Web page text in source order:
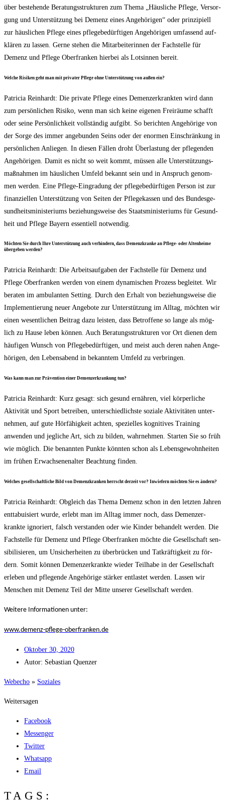
über bestehen­de Bera­tungs­struk­tu­ren zum The­ma „Häus­li­che Pfle­ge, Ver­sor­
gung und Unter­stüt­zung bei Demenz eines Ange­hö­ri­gen“ oder prin­zi­pi­ell
zur häus­li­chen Pfle­ge eines pfle­ge­be­dürf­ti­gen Ange­hö­ri­gen umfas­send auf­
klä­ren zu las­sen. Ger­ne ste­hen die Mit­ar­bei­te­rin­nen der Fach­stel­le für
Demenz und Pfle­ge Ober­fran­ken hier­bei als Lot­sin­nen bereit.
Wel­che Risi­ken geht man mit pri­va­ter Pfle­ge ohne Unter­stüt­zung von außen ein?
Patri­cia Rein­hardt: Die pri­va­te Pfle­ge eines Demenz­er­krank­ten wird dann
zum per­sön­li­chen Risi­ko, wenn man sich kei­ne eige­nen Frei­räu­me schafft
oder sei­ne Per­sön­lich­keit voll­stän­dig auf­gibt. So berich­ten Ange­hö­ri­ge von
der Sor­ge des immer ange­bun­den Seins oder der enor­men Ein­schrän­kung in
per­sön­li­chen Anlie­gen. In die­sen Fäl­len droht Über­las­tung der pfle­gen­den
Ange­hö­ri­gen. Damit es nicht so weit kommt, müs­sen alle Unter­stüt­zungs­
maß­nah­men im häus­li­chen Umfeld bekannt sein und in Anspruch genom­
men wer­den. Eine Pfle­ge-Ein­gra­dung der pfle­ge­be­dürf­ti­gen Per­son ist zur
finan­zi­el­len Unter­stüt­zung von Sei­ten der Pfle­ge­kas­sen und des Bun­des­ge­
sund­heits­mi­nis­te­ri­ums bezie­hungs­wei­se des Staats­mi­nis­te­ri­ums für Gesund­
heit und Pfle­ge Bay­ern essen­ti­ell notwendig.
Möch­ten Sie durch Ihre Unter­stüt­zung auch ver­hin­dern, dass Demenz­kran­ke an Pfle­ge- oder Alten­hei­me
über­ge­ben werden?
Patri­cia Rein­hardt: Die Arbeits­auf­ga­ben der Fach­stel­le für Demenz und
Pfle­ge Ober­fran­ken wer­den von einem dyna­mi­schen Pro­zess beglei­tet. Wir
bera­ten im ambu­lan­ten Set­ting. Durch den Erhalt von bezie­hungs­wei­se die
Imple­men­tie­rung neu­er Ange­bo­te zur Unter­stüt­zung im All­tag, möch­ten wir
einen wesent­li­chen Bei­trag dazu leis­ten, dass Betrof­fe­ne so lan­ge als mög­
lich zu Hau­se leben kön­nen. Auch Bera­tungs­struk­tu­ren vor Ort die­nen dem
häu­fi­gen Wunsch von Pfle­ge­be­dürf­ti­gen, und meist auch deren nahen Ange­
hö­ri­gen, den Lebens­abend in bekann­tem Umfeld zu verbringen.
Was kann man zur Prä­ven­ti­on einer Demenz­er­kran­kung tun?
Patri­cia Rein­hardt: Kurz gesagt: sich gesund ernäh­ren, viel kör­per­li­che
Akti­vi­tät und Sport betrei­ben, unter­schied­lichs­te sozia­le Akti­vi­tä­ten unter­
neh­men, auf gute Hör­fä­hig­keit ach­ten, spe­zi­el­les kogni­ti­ves Trai­ning
anwen­den und jeg­li­che Art, sich zu bil­den, wahr­neh­men. Star­ten Sie so früh
wie mög­lich. Die benann­ten Punk­te könn­ten schon als Lebens­ge­wohn­hei­ten
im frü­hen Erwach­se­nen­al­ter Beach­tung finden.
Wel­ches gesell­schaft­li­che Bild von Demenz­kran­ken herrscht der­zeit vor? Inwie­fern möch­ten Sie es ändern?
Patri­cia Rein­hardt: Obgleich das The­ma Demenz schon in den letz­ten Jah­ren
ent­ta­bui­siert wur­de, erlebt man im All­tag immer noch, dass Demenz­er­
krank­te igno­riert, falsch ver­stan­den oder wie Kin­der behan­delt wer­den. Die
Fach­stel­le für Demenz und Pfle­ge Ober­fran­ken möch­te die Gesell­schaft sen­
si­bi­li­sie­ren, um Unsi­cher­hei­ten zu über­brü­cken und Tat­kräf­tig­keit zu för­
dern. Somit kön­nen Demenz­er­krank­te wie­der Teil­ha­be in der Gesell­schaft
erle­ben und pfle­gen­de Ange­hö­ri­ge stär­ker ent­las­tet wer­den. Las­sen wir
Men­schen mit Demenz Teil der Mit­te unse­rer Gesell­schaft werden.
Wei­te­re Infor­ma­tio­nen unter:
www.demenz-pflege-oberfranken.de
Okto­ber 30, 2020
Autor: Sebas­ti­an Quenzer
Web­echo » Sozia­les
Weitersagen
Facebook
Messenger
Twitter
Whatsapp
Email
TAGS: